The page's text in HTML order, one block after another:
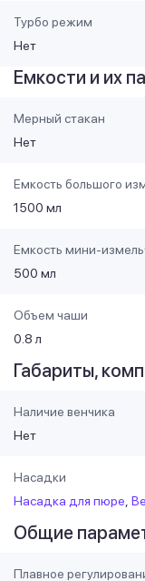
Турбо режим
Нет
Емкости и их
Мерный стакан
Нет
Емкость большого
1500 мл
Емкость мини-
500 мл
Объем чаши
0.8 л
Габариты,
Наличие венчика
Нет
Насадки
Насадка для пюре
Общие
Плавное